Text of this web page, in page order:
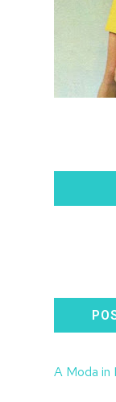
A Moda in